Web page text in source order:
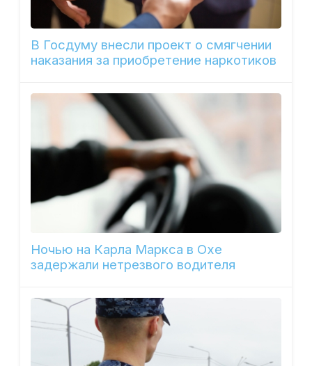
В Госдуму внесли проект о смягчении
наказания за приобретение наркотиков
Ночью на Карла Маркса в Охе
задержали нетрезвого водителя